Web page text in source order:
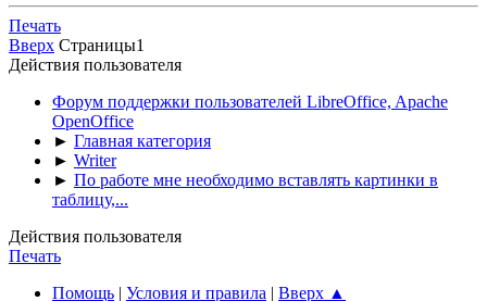
Печать
Вверх Страницы1
Действия пользователя
Форум поддержки пользователей LibreOffice, Apache
OpenOffice
► Главная категория
► Writer
► По работе мне необходимо вставлять картинки в
таблицу,...
Действия пользователя
Печать
Помощь | Условия и правила | Вверх ▲